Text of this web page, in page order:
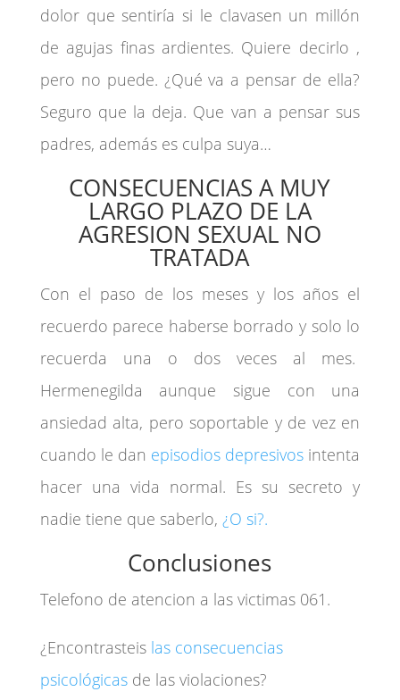
dolor que sentiría si le clavasen un millón
de agujas finas ardientes. Quiere decirlo ,
pero no puede. ¿Qué va a pensar de ella?
Seguro que la deja. Que van a pensar sus
padres, además es culpa suya…
CONSECUENCIAS A MUY
LARGO PLAZO DE LA
AGRESION SEXUAL NO
TRATADA
Con el paso de los meses y los años el
recuerdo parece haberse borrado y solo lo
recuerda una o dos veces al mes.
Hermenegilda aunque sigue con una
ansiedad alta, pero soportable y de vez en
cuando le dan episodios depresivos intenta
hacer una vida normal. Es su secreto y
nadie tiene que saberlo, ¿O si?.
Conclusiones
Telefono de atencion a las victimas 061.
¿Encontrasteis las consecuencias
psicológicasde las violaciones?